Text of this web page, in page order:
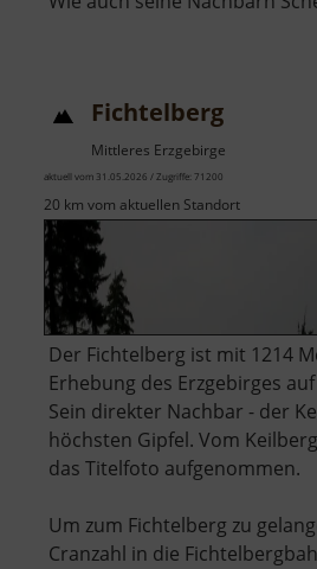
Fichtelberg
Mittleres Erzgebirge
aktuell vom 31.05.2026 / Zugriffe: 71200
20 km vom aktuellen Standort
Der Fichtelberg ist mit 1214
Erhebung des Erzgebirges
Sein direkter Nachbar - der
höchsten Gipfel. Vom
das Titelfoto aufgenommen.
Um zum Fichtelberg zu
Cranzahl in die